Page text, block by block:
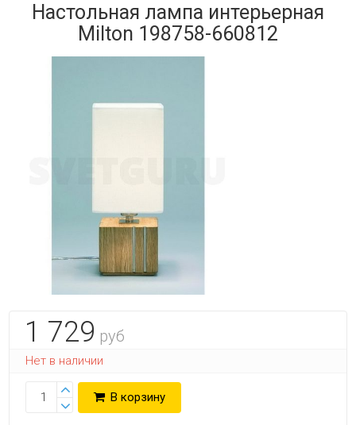
Интерьерные
Настольная лампа интерьерная
Milton 198758-660812
1 729 руб
Нет в наличии
В корзину